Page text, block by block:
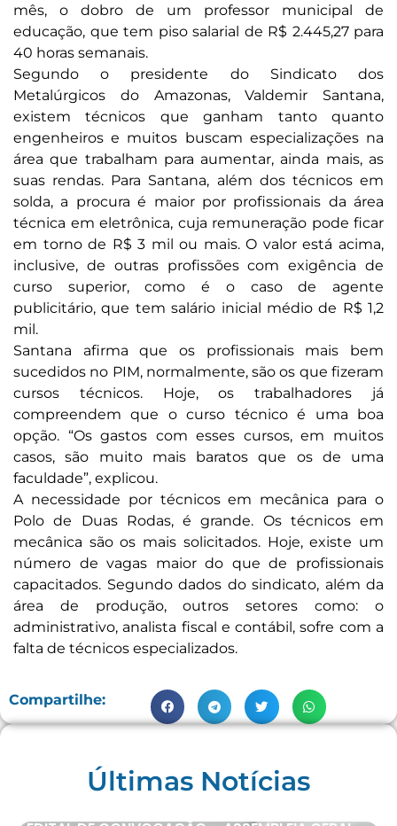
mês, o dobro de um professor municipal de
educação, que tem piso salarial de R$ 2.445,27 para
40 horas semanais.
Segundo o presidente do Sindicato dos
Metalúrgicos do Amazonas, Valdemir Santana,
existem técnicos que ganham tanto quanto
engenheiros e muitos buscam especializações na
área que trabalham para aumentar, ainda mais, as
suas rendas. Para Santana, além dos técnicos em
solda, a procura é maior por profissionais da área
técnica em eletrônica, cuja remuneração pode ficar
em torno de R$ 3 mil ou mais. O valor está acima,
inclusive, de outras profissões com exigência de
curso superior, como é o caso de agente
publicitário, que tem salário inicial médio de R$ 1,2
mil.
Santana afirma que os profissionais mais bem
sucedidos no PIM, normalmente, são os que fizeram
cursos técnicos. Hoje, os trabalhadores já
compreendem que o curso técnico é uma boa
opção. “Os gastos com esses cursos, em muitos
casos, são muito mais baratos que os de uma
faculdade”, explicou.
A necessidade por técnicos em mecânica para o
Polo de Duas Rodas, é grande. Os técnicos em
mecânica são os mais solicitados. Hoje, existe um
número de vagas maior do que de profissionais
capacitados. Segundo dados do sindicato, além da
área de produção, outros setores como: o
administrativo, analista fiscal e contábil, sofre com a
falta de técnicos especializados.
Compartilhe:
Últimas Notícias